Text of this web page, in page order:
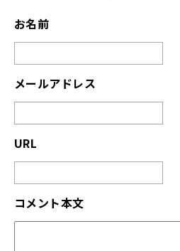
お名前
メールアドレス
URL
コメント本文